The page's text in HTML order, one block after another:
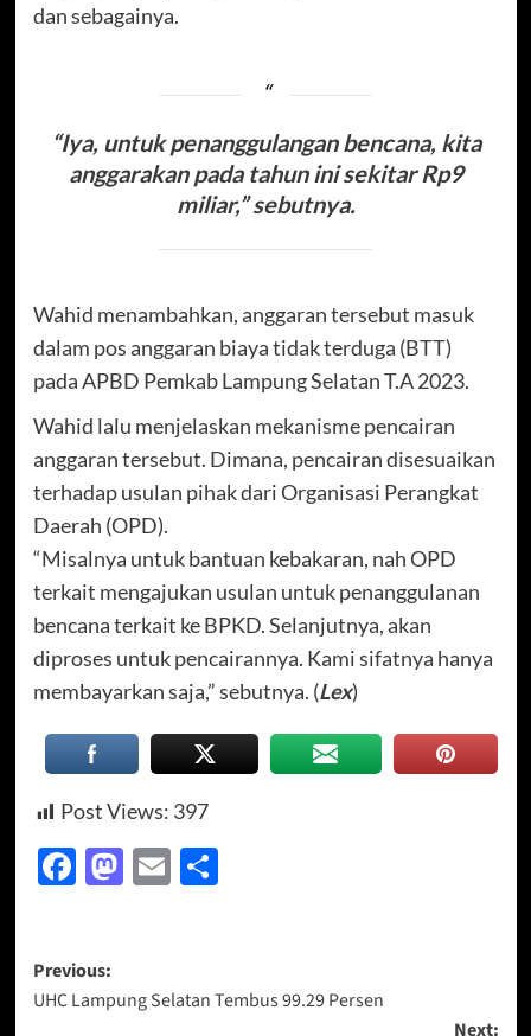
dan sebagainya.
“Iya, untuk penanggulangan bencana, kita
anggarakan pada tahun ini sekitar Rp9
miliar,” sebutnya.
Wahid menambahkan, anggaran tersebut masuk
dalam pos anggaran biaya tidak terduga (BTT)
pada APBD Pemkab Lampung Selatan T.A 2023.
Wahid lalu menjelaskan mekanisme pencairan
anggaran tersebut. Dimana, pencairan disesuaikan
terhadap usulan pihak dari Organisasi Perangkat
Daerah (OPD).
“Misalnya untuk bantuan kebakaran, nah OPD
terkait mengajukan usulan untuk penanggulanan
bencana terkait ke BPKD. Selanjutnya, akan
diproses untuk pencairannya. Kami sifatnya hanya
membayarkan saja,” sebutnya. (Lex)
Post Views: 397
Facebook
Mastodon
EmailShare
Post
navigation
Previous:
UHC Lampung Selatan Tembus 99.29 Persen
Next: